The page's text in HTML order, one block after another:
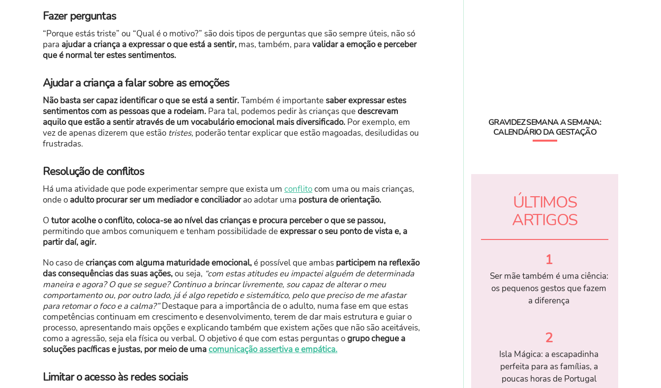
Fazer perguntas
“Porque estás triste” ou “Qual é o motivo?” são dois tipos de perguntas que são sempre úteis, não só
para ajudar a criança a expressar o que está a sentir, mas, também, para validar a emoção e perceber
que é normal ter estes sentimentos.
Ajudar a criança a falar sobre as emoções
Não basta ser capaz identificar o que se está a sentir.Também é importante saber expressar estes
sentimentos com as pessoas que a rodeiam. Para tal, podemos pedir às crianças quedescrevam
aquilo que estão a sentir através de um vocabulário emocional mais diversificado. Por exemplo, em
vez de apenas dizerem que estão tristes, poderão tentar explicar que estão magoadas, desiludidas ou
frustradas.
Resolução de conflitos
Há uma atividade que pode experimentar sempre que exista um conflitocom uma ou mais crianças,
onde o adulto procurar ser um mediador e conciliadorao adotar uma postura de orientação.
O tutor acolhe o conflito,coloca-se ao nível das crianças e procura perceber o que se passou,
permitindo que ambos comuniquem e tenham possibilidade deexpressar o seu ponto de vista e, a
partir daí, agir.
No caso decrianças com alguma maturidade emocional,é possível que ambas participem na reflexão
das consequências das suas ações,ou seja, “com estas atitudes eu impactei alguém de determinada
maneira e agora? O que se segue? Continuo a brincar livremente, sou capaz de alterar o meu
comportamento ou, por outro lado, já é algo repetido e sistemático, pelo que preciso de me afastar
para retomar o foco e a calma?”Destaque para a importância de o adulto, numa fase em que estas
competências continuam em crescimento e desenvolvimento, terem de dar mais estrutura e guiar o
processo, apresentando mais opções e explicando também que existem ações que não são aceitáveis,
como a agressão, seja ela física ou verbal. O objetivo é que com estas perguntas ogrupo chegue a
soluções pacíficas e justas, por meio de umacomunicação assertiva e empática.
Limitar o acesso às redes sociais
GRAVIDEZ SEMANA A SEMANA:
CALENDÁRIO DA GESTAÇÃO
ÚLTIMOS
ARTIGOS
1
Ser mãe também é uma ciência:
os pequenos gestos que fazem
a diferença
2
Isla Mágica: a escapadinha
perfeita para as famílias, a
poucas horas de Portugal